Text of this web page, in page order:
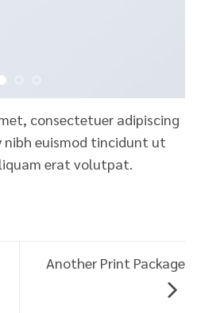
consectetuer adipiscing
nibh euismod tincidunt ut
erat volutpat.
Another Print Package